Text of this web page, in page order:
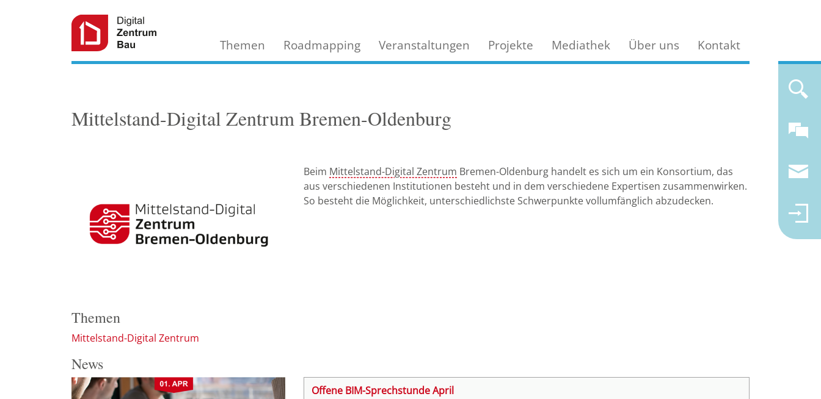
Themen Roadmapping Veranstaltungen Projekte Mediathek Über uns Kontakt
Mittelstand-Digital Zentrum Bremen-Oldenburg
Beim Mittelstand-Digital Zentrum Bremen-Oldenburg handelt es sich um ein Konsortium, das
aus verschiedenen Institutionen besteht und in dem verschiedene Expertisen zusammenwirken.
So besteht die Möglichkeit, unterschiedlichste Schwerpunkte vollumfänglich abzudecken.
Themen
Mittelstand-Digital Zentrum
News
Offene BIM-Sprechstunde April